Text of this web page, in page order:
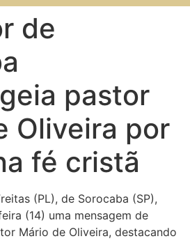
de
pastor
Oliveira por
fé cristã
(PL), de Sorocaba (SP),
(14) uma mensagem de
Mário de Oliveira, destacando